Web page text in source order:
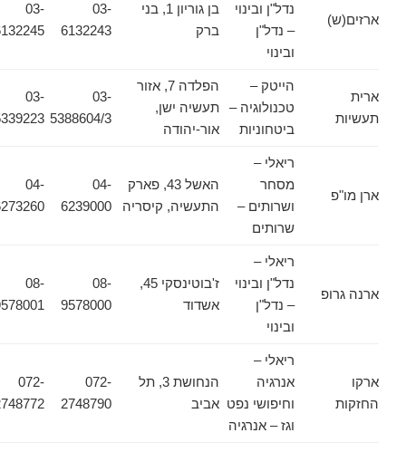
ארזים(ש)
נדל"ן ובינוי
– נדל"ן
ובינוי
בן גוריון 1, בני
ברק
03-
6132243
03-
6132245
ארית
תעשיות
הייטק –
טכנולוגיה –
ביטחוניות
הפלדה 7, אזור
תעשיה ישן,
אור-יהודה
03-
5388604/3
03-
5339223
ארן מו"פ
ריאלי –
מסחר
ושרותים –
שרותים
האשל 43, פארק
התעשיה, קיסריה
04-
6239000
04-
6273260
ארנה גרופ
ריאלי –
נדל"ן ובינוי
– נדל"ן
ובינוי
ז'בוטינסקי 45,
אשדוד
08-
9578000
08-
9578001
ארקו
החזקות
ריאלי –
אנרגיה
וחיפושי נפט
וגז – אנרגיה
הנחושת 3, תל
אביב
072-
2748790
072-
2748772